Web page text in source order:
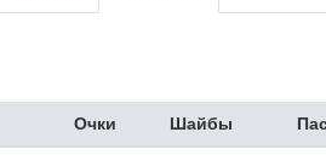
Очки Шайбы